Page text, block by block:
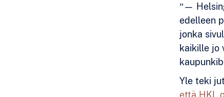
”—
edelleen
jonka
kaikille jo
Yle teki